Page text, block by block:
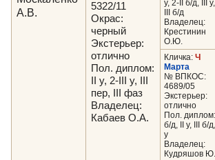
А.В.
5322/11
Окрас:
черный
Экстерьер:
отлично
Пол. диплом:
II у, 2-III у, III
пер, III фаз
Владелец:
Кабаев О.А.
у, 2-II б/д, III
III б/д
Владелец:
Крестинин
О.Ю.
Кличка: Ч
Марта
№ ВПКОС:
4689/05
Экстерьер:
отлично
Пол. диплом:
б/д, II у, III б/д,
у
Владелец:
Кудряшов